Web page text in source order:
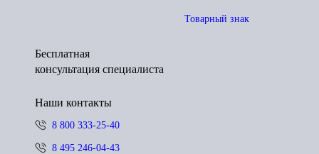
Товарный знак
Бесплатная
консультация специалиста
Наши контакты
8 800 333-25-40
8 495 246-04-43